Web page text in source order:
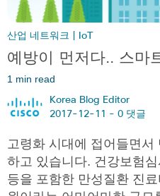
산업 네트워크 | IoT
예방이 먼저다.. 스마
1 min read
Korea Blog Editor
2017-12-11 - 0 댓글
고령화 시대에 접어들면
하고 있습니다. 건강보험
등을 포함한 만성질환 진